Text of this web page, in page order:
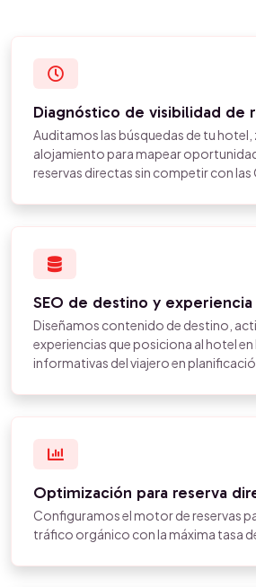
Diagnóstico de visibilidad de
Auditamos las búsquedas de tu hotel,
alojamiento para mapear
reservas directas sin competir con las
SEO de destino y experiencia
Diseñamos contenido de destino,
experiencias que posiciona al hotel
informativas del viajero en
Optimización para reserva
Configuramos el motor de reservas
tráfico orgánico con la máxima tasa